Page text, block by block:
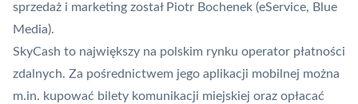
sprzedaż i marketing został Piotr Bochenek (eService, Blue
Media).
SkyCash to największy na polskim rynku operator płatności
zdalnych. Za pośrednictwem jego aplikacji mobilnej można
m.in. kupować bilety komunikacji miejskiej oraz opłacać